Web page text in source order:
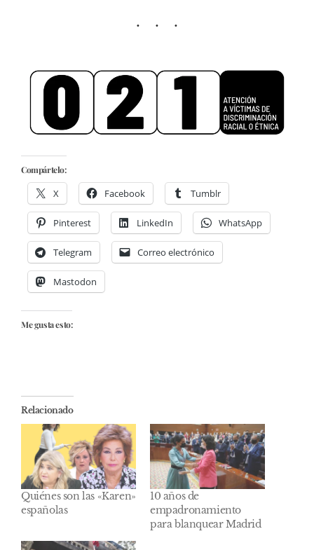
Compártelo:
X Facebook Tumblr
Pinterest LinkedIn WhatsApp
Telegram Correo electrónico
Mastodon
Me gusta esto:
Relacionado
Quiénes son las «Karen»
españolas
10 años de
empadronamiento
para blanquear Madrid